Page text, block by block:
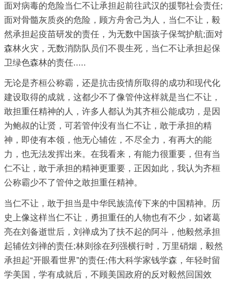
面对病毒的危险当仁不让承担起前往武汉的援鄂社会责任;
面对骨髓灰质炎的危险，顾方舟舍己为人，当仁不让，毅
然承担起疫苗研发的责任，为无数中国孩子保驾护航;面对
森林火灾，无数消防队员们不畏生死，当仁不让承担起保
卫绿色森林的责任.....
无论是齐桓公称霸，还是抗击疫情所取得的成功和现代化
建设取得的成就，这都少不了像管仲这样就是当仁不让，
敢担重任精神的人，许多人都认为其齐桓公能成功，是因
为鲍叔的让贤，可若管仲没有当仁不让，敢于承担的精
神，即使有本领，他无心辅佐，不尽全力，有再大的能
力，也无法发挥出来。在我看来，有能力很重要，但有当
仁不让，敢于承担的精神更重要，正因如此，我认为齐桓
公称霸少不了管仲之敢担重任精神。
当仁不让，敢于担当是中华民族流传下来的中国精神。历
史上像这样当仁不让，勇担重任的人物也有不少，如诸葛
亮在刘备逝世后，刘禅成为了扶不起的阿斗，他毅然承担
起辅佐刘禅的责任;林则徐在列强横行时，万里硝烟，毅然
承担起“开眼看世界”的责任;伟大科学家钱学森，年轻时留
学美国，学有成就后，不顾美国政府的反对毅然回国效